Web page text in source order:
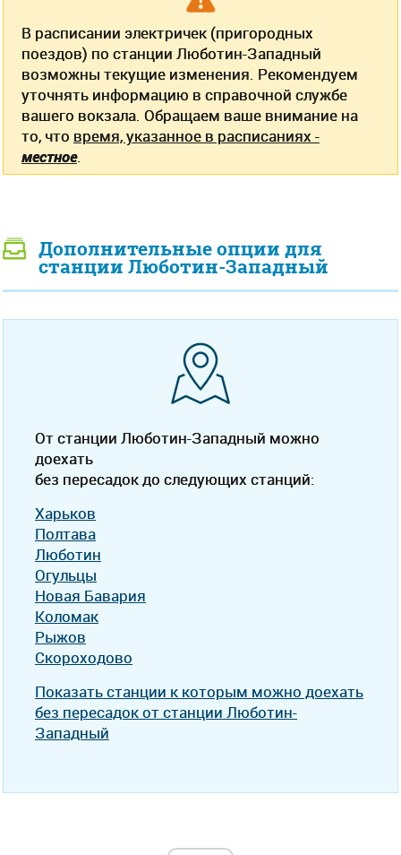
В расписании электричек (пригородных
поездов) по станции Люботин-Западный
возможны текущие изменения. Рекомендуем
уточнять информацию в справочной службе
вашего вокзала. Обращаем ваше внимание на
то, что время, указанное в расписаниях -
местное.
Дополнительные опции для
станции Люботин-Западный
От станции Люботин-Западный можно
доехать
без пересадок до следующих станций:
Харьков
Полтава
Люботин
Огульцы
Новая Бавария
Коломак
Рыжов
Скороходово
Показать станции к которым можно доехать
без пересадок от станции Люботин-
Западный